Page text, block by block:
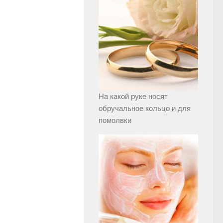
На какой руке носят
обручальное кольцо и для
помолвки